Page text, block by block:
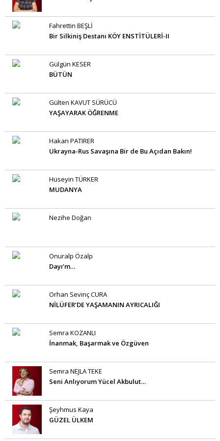
Fahrettin BEŞLİ
Bir Silkiniş Destanı KÖY ENSTİTÜLERİ-II
Gülgün KESER
BÜTÜN
Gülten KAVUT SÜRÜCÜ
YAŞAYARAK ÖĞRENME
Hakan PATIRER
Ukrayna-Rus Savaşına Bir de Bu Açıdan Bakın!
Hüseyin TÜRKER
MUDANYA
Nezihe Doğan
Onuralp Özalp
Dayı’m…
Orhan Sevinç CURA
NİLÜFER’DE YAŞAMANIN AYRICALIĞI
Semra KOZANLI
İnanmak, Başarmak ve Özgüven
Semra NEJLA TEKE
Seni Anlıyorum Yücel Akbulut…
Şeyhmus Kaya
GÜZEL ÜLKEM